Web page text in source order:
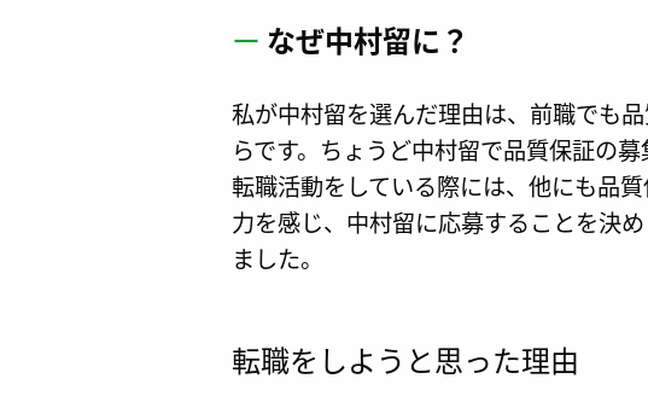
ー なぜ中村留に？
私が中村留を選んだ理由は、前職でも
らです。ちょうど中村留で品質保証の
転職活動をしている際には、他にも品
力を感じ、中村留に応募することを決
ました。
転職をしようと思った理由